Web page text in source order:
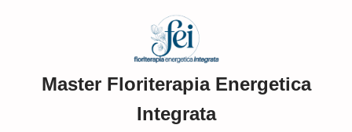
contenutoMaster Floriterapia Energetica
Integrata